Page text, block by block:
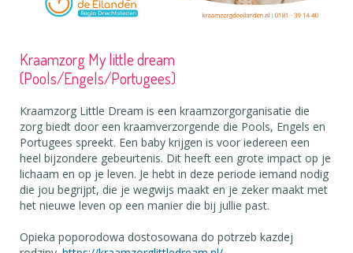
Kraamzorg My little dream
(Pools/Engels/Portugees)
Kraamzorg Little Dream is een kraamzorgorganisatie die
zorg biedt door een kraamverzorgende die Pools, Engels en
Portugees spreekt. Een baby krijgen is voor iedereen een
heel bijzondere gebeurtenis. Dit heeft een grote impact op je
lichaam en op je leven. Je hebt in deze periode iemand nodig
die jou begrijpt, die je wegwijs maakt en je zeker maakt met
het nieuwe leven op een manier die bij jullie past.
Opieka poporodowa dostosowana do potrzeb kazdej